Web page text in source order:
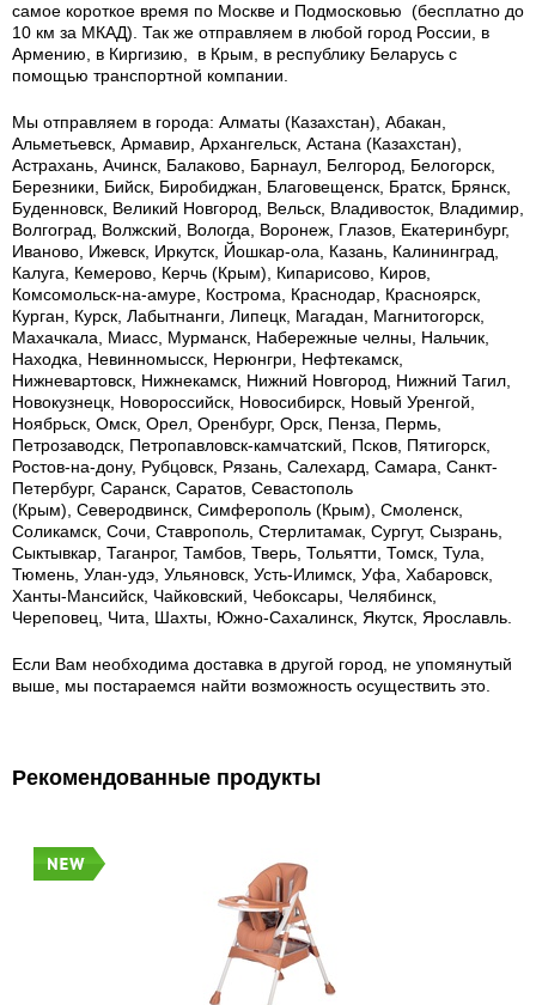
самое короткое время по Москве и Подмосковью (бесплатно до
10 км за МКАД). Так же отправляем в любой город России, в
Армению, в Киргизию, в Крым, в республику Беларусь с
помощью транспортной компании.
Мы отправляем в города: Алматы (Казахстан), Абакан,
Альметьевск, Армавир, Архангельск, Астана (Казахстан),
Астрахань, Ачинск, Балаково, Барнаул, Белгород, Белогорск,
Березники, Бийск, Биробиджан, Благовещенск, Братск, Брянск,
Буденновск, Великий Новгород, Вельск, Владивосток, Владимир,
Волгоград, Волжский, Вологда, Воронеж, Глазов, Екатеринбург,
Иваново, Ижевск, Иркутск, Йошкар-ола, Казань, Калининград,
Калуга, Кемерово, Керчь (Крым), Кипарисово, Киров,
Комсомольск-на-амуре, Кострома, Краснодар, Красноярск,
Курган, Курск, Лабытнанги, Липецк, Магадан, Магнитогорск,
Махачкала, Миасс, Мурманск, Набережные челны, Нальчик,
Находка, Невинномысск, Нерюнгри, Нефтекамск,
Нижневартовск, Нижнекамск, Нижний Новгород, Нижний Тагил,
Новокузнецк, Новороссийск, Новосибирск, Новый Уренгой,
Ноябрьск, Омск, Орел, Оренбург, Орск, Пенза, Пермь,
Петрозаводск, Петропавловск-камчатский, Псков, Пятигорск,
Ростов-на-дону, Рубцовск, Рязань, Салехард, Самара, Санкт-
Петербург, Саранск, Саратов, Севастополь
(Крым), Северодвинск, Симферополь (Крым), Смоленск,
Соликамск, Сочи, Ставрополь, Стерлитамак, Сургут, Сызрань,
Сыктывкар, Таганрог, Тамбов, Тверь, Тольятти, Томск, Тула,
Тюмень, Улан-удэ, Ульяновск, Усть-Илимск, Уфа, Хабаровск,
Ханты-Мансийск, Чайковский, Чебоксары, Челябинск,
Череповец, Чита, Шахты, Южно-Сахалинск, Якутск, Ярославль.
Если Вам необходима доставка в другой город, не упомянутый
выше, мы постараемся найти возможность осуществить это.
Рекомендованные продукты